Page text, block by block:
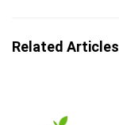
Related Articles